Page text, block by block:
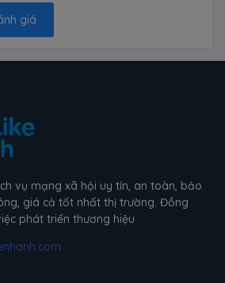
giá
vụ mạng xã hội uy tín, an toàn, bảo
giá cả tốt nhất thị trường. Đồng
phát triển thương hiệu